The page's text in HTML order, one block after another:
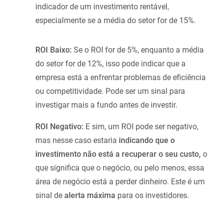
indicador de um investimento rentável,
especialmente se a média do setor for de 15%.
ROI Baixo: Se o ROI for de 5%, enquanto a média
do setor for de 12%, isso pode indicar que a
empresa está a enfrentar problemas de eficiência
ou competitividade. Pode ser um sinal para
investigar mais a fundo antes de investir.
ROI Negativo: E sim, um ROI pode ser negativo,
mas nesse caso estaria indicando que o
investimento não está a recuperar o seu custo, o
que significa que o negócio, ou pelo menos, essa
área de negócio está a perder dinheiro. Este é um
sinal de alerta máxima para os investidores.